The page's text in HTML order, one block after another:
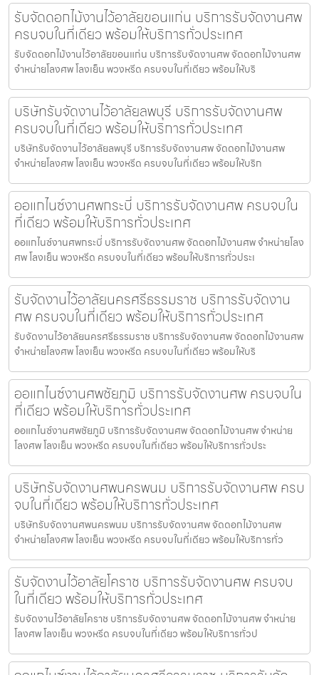
รับจัดดอกไม้งานไว้อาลัยขอนแก่น บริการรับจัดงานศพ
ครบจบในที่เดียว พร้อมให้บริการทั่วประเทศ
รับจัดดอกไม้งานไว้อาลัยขอนแก่น บริการรับจัดงานศพ จัดดอกไม้งานศพ
จำหน่ายโลงศพ โลงเย็น พวงหรีด ครบจบในที่เดียว พร้อมให้บริ
บริษัทรับจัดงานไว้อาลัยลพบุรี บริการรับจัดงานศพ
ครบจบในที่เดียว พร้อมให้บริการทั่วประเทศ
บริษัทรับจัดงานไว้อาลัยลพบุรี บริการรับจัดงานศพ จัดดอกไม้งานศพ
จำหน่ายโลงศพ โลงเย็น พวงหรีด ครบจบในที่เดียว พร้อมให้บริก
ออแกไนซ์งานศพกระบี่ บริการรับจัดงานศพ ครบจบใน
ที่เดียว พร้อมให้บริการทั่วประเทศ
ออแกไนซ์งานศพกระบี่ บริการรับจัดงานศพ จัดดอกไม้งานศพ จำหน่ายโลง
ศพ โลงเย็น พวงหรีด ครบจบในที่เดียว พร้อมให้บริการทั่วประเ
รับจัดงานไว้อาลัยนครศรีธรรมราช บริการรับจัดงาน
ศพ ครบจบในที่เดียว พร้อมให้บริการทั่วประเทศ
รับจัดงานไว้อาลัยนครศรีธรรมราช บริการรับจัดงานศพ จัดดอกไม้งานศพ
จำหน่ายโลงศพ โลงเย็น พวงหรีด ครบจบในที่เดียว พร้อมให้บริ
ออแกไนซ์งานศพชัยภูมิ บริการรับจัดงานศพ ครบจบใน
ที่เดียว พร้อมให้บริการทั่วประเทศ
ออแกไนซ์งานศพชัยภูมิ บริการรับจัดงานศพ จัดดอกไม้งานศพ จำหน่าย
โลงศพ โลงเย็น พวงหรีด ครบจบในที่เดียว พร้อมให้บริการทั่วประ
บริษัทรับจัดงานศพนครพนม บริการรับจัดงานศพ ครบ
จบในที่เดียว พร้อมให้บริการทั่วประเทศ
บริษัทรับจัดงานศพนครพนม บริการรับจัดงานศพ จัดดอกไม้งานศพ
จำหน่ายโลงศพ โลงเย็น พวงหรีด ครบจบในที่เดียว พร้อมให้บริการทั่ว
รับจัดงานไว้อาลัยโคราช บริการรับจัดงานศพ ครบจบ
ในที่เดียว พร้อมให้บริการทั่วประเทศ
รับจัดงานไว้อาลัยโคราช บริการรับจัดงานศพ จัดดอกไม้งานศพ จำหน่าย
โลงศพ โลงเย็น พวงหรีด ครบจบในที่เดียว พร้อมให้บริการทั่วป